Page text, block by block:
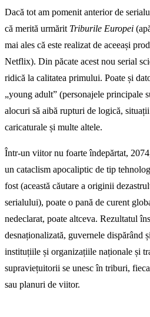
Dacă tot am pomenit anterior de
că merită urmărit Triburile Europei
mai ales că este realizat de aceeași
Netflix). Din păcate acest nou serial
ridică la calitatea primului. Poate și
„young adult” (personajele principale
alocuri să aibă rupturi de logică,
caricaturale și multe altele.
Într-un viitor nu foarte îndepărtat,
un cataclism apocaliptic de tip
fost (această căutare a originii
serialului), poate o pană de curent
nedeclarat, poate altceva. Rezultatul
desnaționalizată, guvernele dispărând
instituțiile și organizațiile naționale și
supraviețuitorii se unesc în triburi,
sau planuri de viitor.